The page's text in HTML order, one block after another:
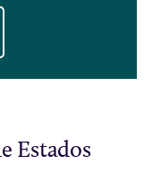
Estados